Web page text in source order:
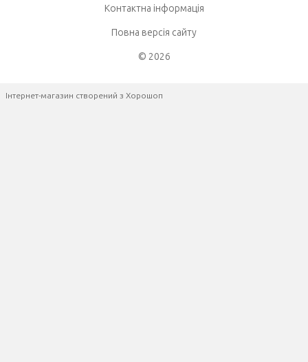
Контактна інформація
Повна версія сайту
© 2026
Інтернет-магазин створений з Хорошоп